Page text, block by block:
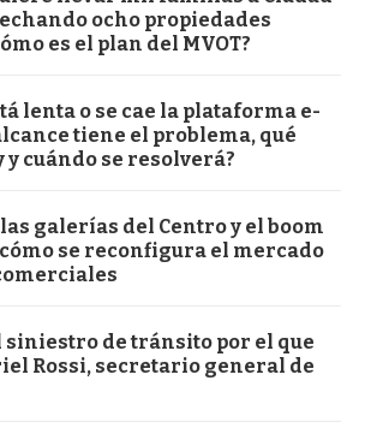
ocho propiedades
es el plan del MVOT?
lenta o se cae la plataforma e-
tiene el problema, qué
y cuándo se resolverá?
las galerías del Centro y el boom
se reconfigura el mercado
siniestro de tránsito por el que
Rossi, secretario general de